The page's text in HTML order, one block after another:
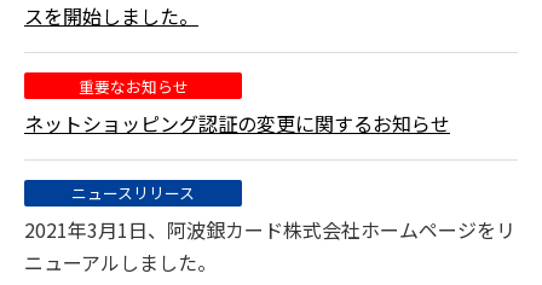
スを開始しました。
重要なお知らせ
ネットショッピング認証の変更に関するお知らせ
ニュースリリース
2021年3月1日、阿波銀カード株式会社ホームページをリ
ニューアルしました。